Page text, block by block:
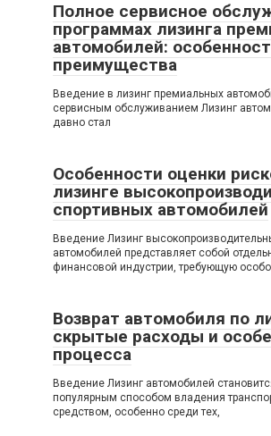
Полное сервисное
программах лизинга
автомобилей:
преимущества
Введение в лизинг премиальных
сервисным обслуживанием Лизинг
давно стал
Особенности оценки
лизинге
спортивных автомобилей
Введение Лизинг
автомобилей представляет собой
финансовой индустрии, требующую
Возврат автомобиля по
скрытые расходы и
процесса
Введение Лизинг автомобилей
популярным способом владения
средством, особенно среди тех,